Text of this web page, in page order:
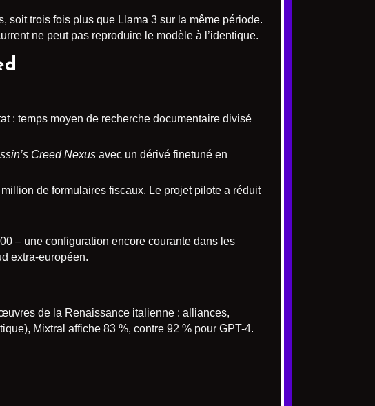
soit trois fois plus que Llama 3 sur la même période.
ne peut pas reproduire le modèle à l’identique.
: temps moyen de recherche documentaire divisé
Creed Nexus avec un dérivé finetuné en
de formulaires fiscaux. Le projet pilote a réduit
– une configuration encore courante dans les
extra-européen.
de la Renaissance italienne : alliances,
Mixtral affiche 83 %, contre 92 % pour GPT-4.